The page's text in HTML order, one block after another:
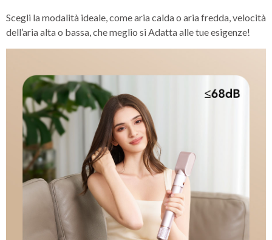
Scegli la modalità ideale, come aria calda o aria fredda, velocità
dell’aria alta o bassa, che meglio si Adatta alle tue esigenze!